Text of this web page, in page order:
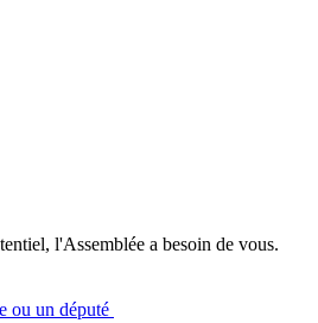
l'Assemblée a besoin de vous.
ou un député